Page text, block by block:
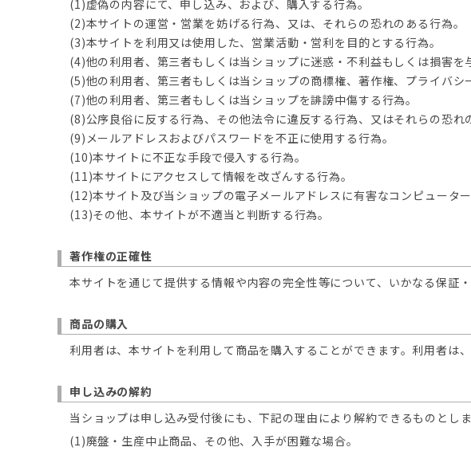
(1)虚偽の内容にて、申し込み、および、購入する行為。
(2)本サイトの運営・営業を妨げる行為、又は、それらの恐れのある行為。
(3)本サイトを利用又は使用した、営業活動・営利を目的とする行為。
(4)他の利用者、第三者もしくは当ショップに迷惑・不利益もしくは損害を
(5)他の利用者、第三者もしくは当ショップの商標権、著作権、プライバ
(7)他の利用者、第三者もしくは当ショップを誹謗中傷する行為。
(8)公序良俗に反する行為、その他法令に違反する行為、又はそれらの恐れ
(9)メールアドレスおよびパスワードを不正に使用する行為。
(10)本サイトに不正な手段で侵入する行為。
(11)本サイトにアクセスして情報を改ざんする行為。
(12)本サイト及び当ショップの電子メールアドレスに有害なコンピュータ
(13)その他、本サイトが不適当と判断する行為。
著作権の正確性
本サイトを通じて提供する情報や内容の完全性等について、いかなる保証
商品の購入
利用者は、本サイトを利用して商品を購入することができます。利用者は
申し込みの解約
当ショップは申し込み受付後にも、下記の理由により解約できるものとしま
(1)廃盤・生産中止商品、その他、入手が困難な場合。